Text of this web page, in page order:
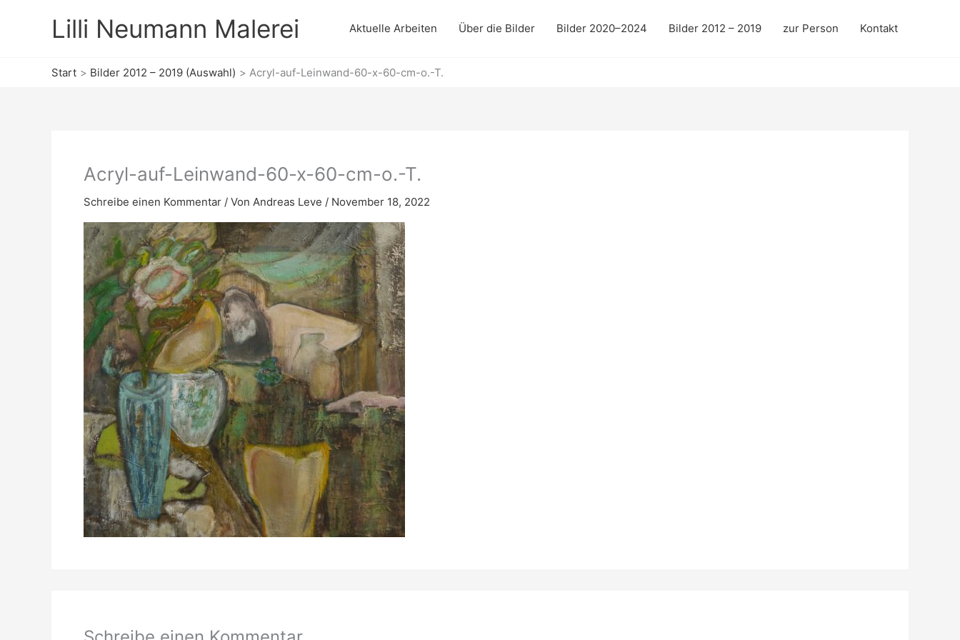
Lilli Neumann Malerei Aktuelle Arbeiten Über die Bilder Bilder 2020–2024 Bilder 2012 – 2019 zur Person Kontakt
Start Bilder 2012 – 2019 (Auswahl) Acryl-auf-Leinwand-60-x-60-cm-o.-T.
Acryl-auf-Leinwand-60-x-60-cm-o.-T.
Schreibe einen Kommentar / Von Andreas Leve / November 18, 2022